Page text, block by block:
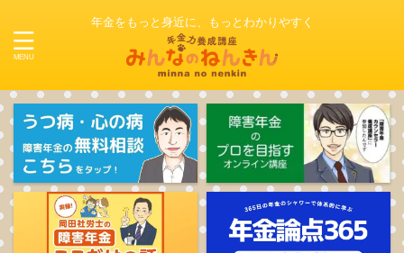
年金をもっと身近に、もっとわかりやすく